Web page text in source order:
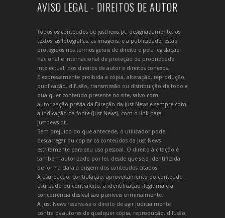
AVISO LEGAL - DIREITOS DE AUTOR
Todos os conteúdos de justnews.pt, designadamente, os
textos, as fotografias, as imagens, e a publicidade, estão
protegidos nos termos gerais de direito e pela legislação
nacional e internacional de proteção da propriedade
intelectual, dos direitos de autor e direitos conexos.
É expressamente proibida a cópia, alteração, reprodução,
publicação, difusão, transmissão ou distribuição de todo e
qualquer conteúdo presente no site, salvo com
autorização prévia da Direção da Just News e sempre com
a indicação da fonte (Just News), com o link para
justnews.pt.
Sem prejuízo do que antecede, o utilizador pode
descarregar ou copiar os conteúdos da Just News
estritamente para seu uso pessoal. O direito à citação é
também autorizado por lei, desde que seja identificada
de forma clara a origem dos conteúdos citados.
A usurpação, contrafação, aproveitamento do conteúdo
usurpado ou contrafeito, a identificação ilegítima e a
concorrência desleal são puníveis criminalmente.
A Just News reserva-se o direito de agir judicialmente
contra os autores de qualquer cópia, reprodução, difusão,